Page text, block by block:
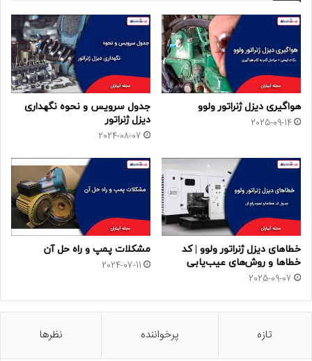
هواگیری دیزل ژنراتور ولوو
2025-09-14
جدول سرویس و نحوه نگهداری
دیزل ژنراتور
2024-08-07
خطاهای دیزل ژنراتور ولوو | کد
خطاها و روش‌های عیب‌یابی
2025-09-07
مشکلات پمپ و راه حل آن
2024-07-11
تازه پرخواننده نظرها